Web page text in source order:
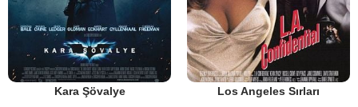
Kara Şövalye Los Angeles Sırları